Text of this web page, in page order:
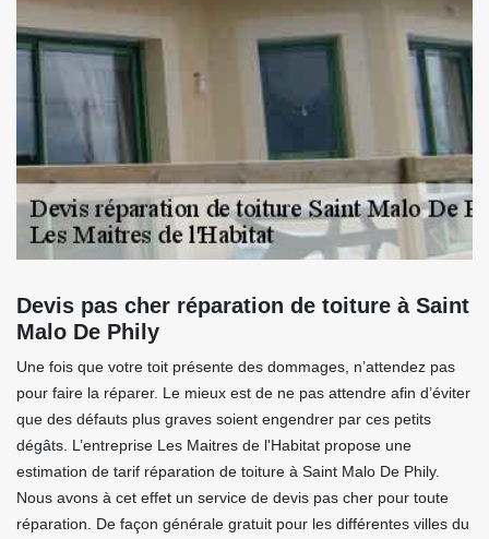
Devis pas cher réparation de toiture à Saint
Malo De Phily
Une fois que votre toit présente des dommages, n’attendez pas
pour faire la réparer. Le mieux est de ne pas attendre afin d’éviter
que des défauts plus graves soient engendrer par ces petits
dégâts. L’entreprise Les Maitres de l'Habitat propose une
estimation de tarif réparation de toiture à Saint Malo De Phily.
Nous avons à cet effet un service de devis pas cher pour toute
réparation. De façon générale gratuit pour les différentes villes du